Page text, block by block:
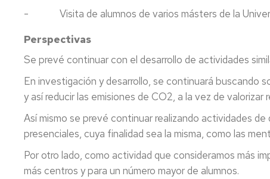
- Visita de alumnos de varios másters de la
Perspectivas
Se prevé continuar con el desarrollo de actividades
En investigación y desarrollo, se continuará buscando
y así reducir las emisiones de CO2, a la vez de
Así mismo se prevé continuar realizando actividades
presenciales, cuya finalidad sea la misma, como las
Por otro lado, como actividad que consideramos más
más centros y para un número mayor de alumnos.